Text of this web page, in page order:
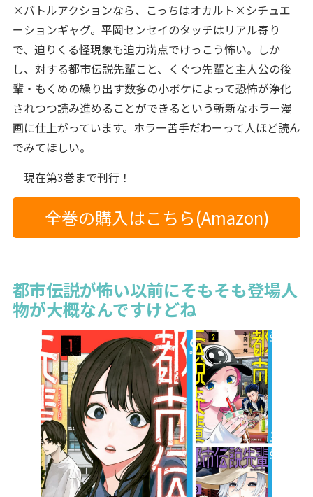
×バトルアクションなら、こっちはオカルト×シチュエ
ーションギャグ。平岡センセイのタッチはリアル寄り
で、迫りくる怪現象も迫力満点でけっこう怖い。しか
し、対する都市伝説先輩こと、くぐつ先輩と主人公の後
輩・もくめの繰り出す数多の小ボケによって恐怖が浄化
されつつ読み進めることができるという斬新なホラー漫
画に仕上がっています。ホラー苦手だわーって人ほど読ん
でみてほしい。
現在第3巻まで刊行！
全巻の購入はこちら(Amazon)
都市伝説が怖い以前にそもそも登場人
物が大概なんですけどね